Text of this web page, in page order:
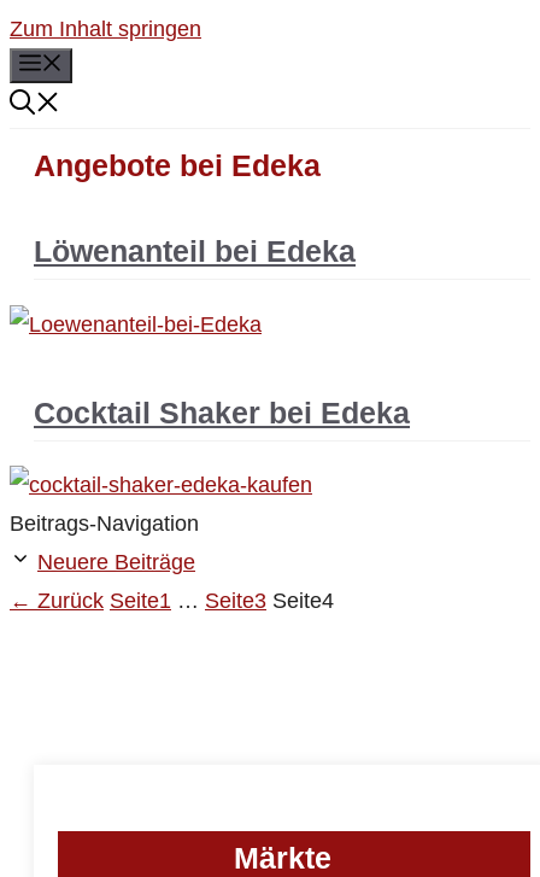
Zum Inhalt springen
Angebote bei Edeka
Löwenanteil bei Edeka
Cocktail Shaker bei Edeka
Beitrags-Navigation
Neuere Beiträge
← Zurück Seite1 … Seite3 Seite4
Märkte